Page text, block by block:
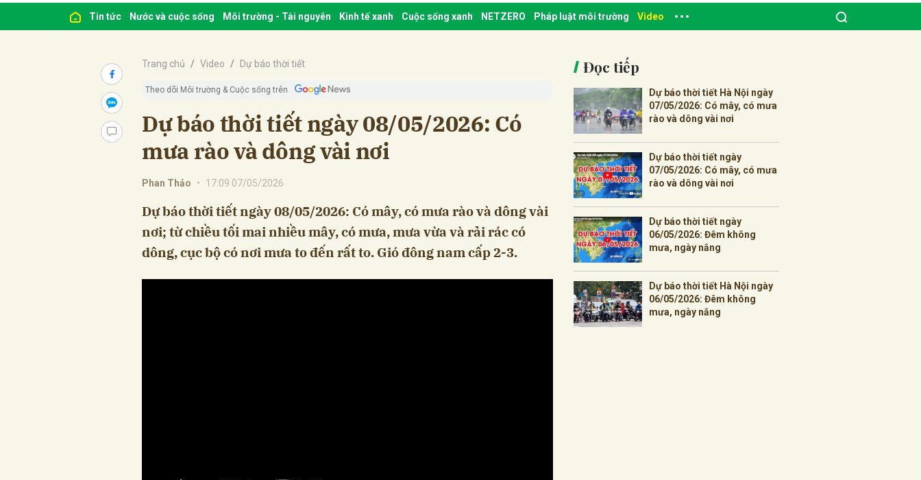
Tin tức Nước và cuộc sống Môi trường - Tài nguyên Kinh tế xanh Cuộc sống xanh NETZERO Pháp luật môi trường Video
Trang chủ Video Dự báo thời tiết
Theo dõi Môi trường & Cuộc sống trên
Dự báo thời tiết ngày 08/05/2026: Có
mưa rào và dông vài nơi
Phan Thảo • 17:09 07/05/2026
Dự báo thời tiết ngày 08/05/2026: Có mây, có mưa rào và dông vài
nơi; từ chiều tối mai nhiều mây, có mưa, mưa vừa và rải rác có
dông, cục bộ có nơi mưa to đến rất to. Gió đông nam cấp 2-3.
Đọc tiếp
Dự báo thời tiết Hà Nội ngày
07/05/2026: Có mây, có mưa
rào và dông vài nơi
Dự báo thời tiết ngày
07/05/2026: Có mây, có mưa
rào và dông vài nơi
Dự báo thời tiết ngày
06/05/2026: Đêm không
mưa, ngày nắng
Dự báo thời tiết Hà Nội ngày
06/05/2026: Đêm không
mưa, ngày nắng